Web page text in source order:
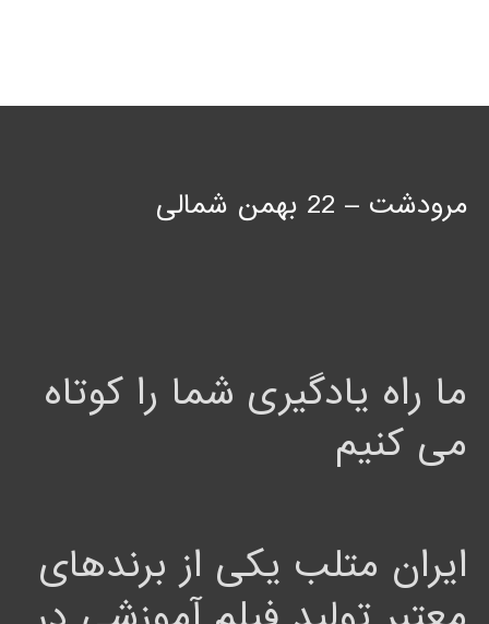
مرودشت – 22 بهمن شمالی
ما راه یادگیری شما را کوتاه
می کنیم
ایران متلب یکی از برندهای